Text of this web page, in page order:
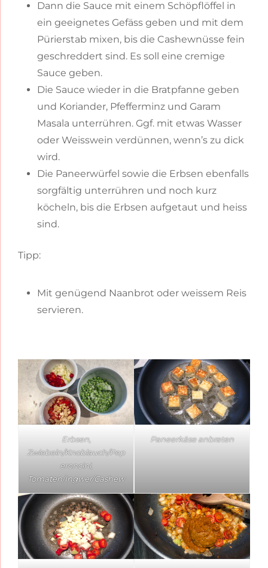
Dann die Sauce mit einem Schöpflöffel in
ein geeignetes Gefäss geben und mit dem
Pürierstab mixen, bis die Cashewnüsse fein
geschreddert sind. Es soll eine cremige
Sauce geben.
Die Sauce wieder in die Bratpfanne geben
und Koriander, Pfefferminz und Garam
Masala unterrühren. Ggf. mit etwas Wasser
oder Weisswein verdünnen, wenn’s zu dick
wird.
Die Paneerwürfel sowie die Erbsen ebenfalls
sorgfältig unterrühren und noch kurz
köcheln, bis die Erbsen aufgetaut und heiss
sind.
Tipp:
Mit genügend Naanbrot oder weissem Reis
servieren.
Erbsen,
Zwiebeln/Knoblauch/Pep
eroncini,
Tomaten/Ingwer/Cashew
Paneerkäse anbraten